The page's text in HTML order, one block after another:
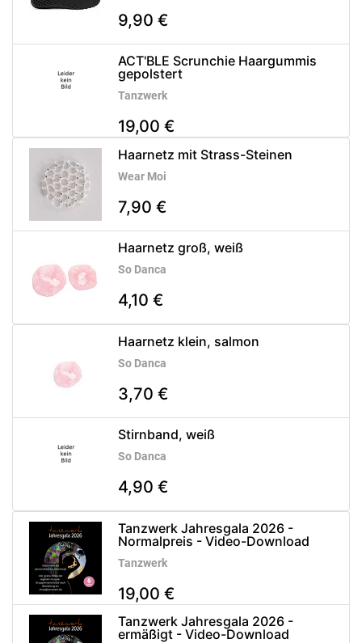
9,90 €
ACT'BLE Scrunchie Haargummis
gepolstert
Tanzwerk
19,00 €
Haarnetz mit Strass-Steinen
Wear Moi
7,90 €
Haarnetz groß, weiß
So Danca
4,10 €
Haarnetz klein, salmon
So Danca
3,70 €
Stirnband, weiß
So Danca
4,90 €
Tanzwerk Jahresgala 2026 -
Normalpreis - Video-Download
Tanzwerk
19,00 €
Tanzwerk Jahresgala 2026 -
ermäßigt - Video-Download